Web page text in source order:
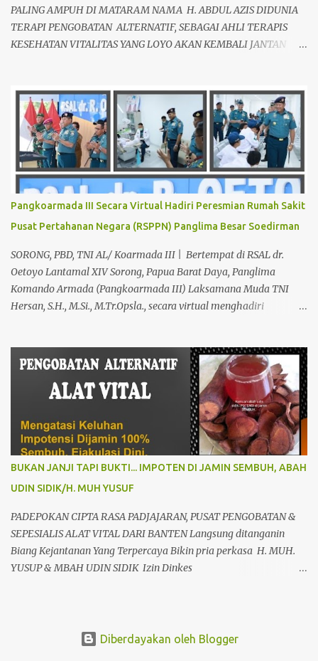
PALING AMPUH DI MATARAM NAMA H. ABDUL AZIS DIDUNIA
TERAPI PENGOBATAN ALTERNATIF, SEBAGAI AHLI TERAPIS
KESEHATAN VITALITAS YANG LOYO AKAN KEMBALI JANTAN
Prakteknya Yang sudah menyebar diseluruh daerah di Indonesia
Sangat Dibutuhkan di Mata Warga Membuat Pengobatan
Keperkasaan Pria, H. Abdul Azis sangat direkomendasikan. ANDA
INGIN MENCARI PENGOBATAN KEPERKASAAN Paling Ampuh Di
Kota Terdekat Di Mataram,? Kami Solusinya Jituh Ampuh , Tepat
Serta Dengan Waktu Yang Cepat Untuk Menyembuhkan Berbagai
keluhan Alat Vital Yang Anda Derita Atau Kurang Percaya Diri.
Pilih Salah Satu Keahlian Nya Sebab Pengobatan TRADISIONAL
Kami Memberikan Solusi Untuk Keharmonisan Rumah Tangga
Yang Benar-benar Manjur Khasiatnya, Dan Bertanggung Jawab
Serta Bergaransi.? Kali ini, H. Abdul Azis Hadir Di Pro...
Pangkoarmada III Secara Virtual Hadiri Peresmian Rumah Sakit
Pusat Pertahanan Negara (RSPPN) Panglima Besar Soedirman
SORONG, PBD, TNI AL/ Koarmada III | Bertempat di RSAL dr.
Oetoyo Lantamal XIV Sorong, Papua Barat Daya, Panglima
Komando Armada (Pangkoarmada III) Laksamana Muda TNI
Hersan, S.H., M.Si., M.Tr.Opsla., secara virtual menghadiri
tersebar di seluruh Indonesia, oleh Presiden Republik Indonesia Ir.
H. Jokowi Widodo yang didampingi Menteri Pertahanan RI
Prabowo Subianto, adapun peresmian tersebut diselenggarakan di
RSPPN, Jl. RC. Veteran Raya No.178, Bintaro, Kec. Pesanggrahan,
Kota Jakarta Selatan. Senin (19/02/24). Presiden Republik
Indonesia sangat menghargai dan mengapresiasi pembangunan
Rumah Sakit Pusat Pertahanan Negara Panglima Besar Sudirman
dan 25 Rumah Sakit TNI termasuk RSAL dr. Oetoyo Lantamal XIV
Sorong, yang diinisiasi oleh Kementerian Pertahanan, dan
mengharapkan dengan fasilitas dan peralatan yang sangat
modern, RSPPN Panglima Sudirman dapat menjadi rujukan bagi
Kem...
BUKAN JANJI TAPI BUKTI... IMPOTEN DI JAMIN SEMBUH, ABAH
UDIN SIDIK/H. MUH YUSUF
PADEPOKAN CIPTA RASA PADJAJARAN, PUSAT PENGOBATAN &
SEPESIALIS ALAT VITAL DARI BANTEN Langsung ditanganin
Biang Kejantanan Yang Terpercaya Bikin pria perkasa H. MUH.
YUSUP & MBAH UDIN SIDIK Izin Dinkes
Anda punya keluhan seperti alat vital? diantaranya kecil/Loyo &
Diberdayakan oleh Blogger